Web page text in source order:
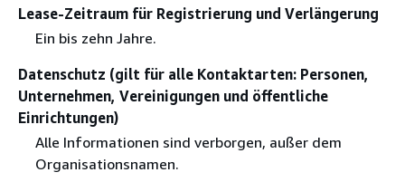
Lease-Zeitraum für Registrierung und Verlängerung
Ein bis zehn Jahre.
Datenschutz (gilt für alle Kontaktarten: Personen,
Unternehmen, Vereinigungen und öffentliche
Einrichtungen)
Alle Informationen sind verborgen, außer dem
Organisationsnamen.